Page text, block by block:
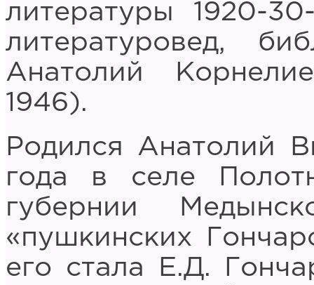
литературы 1920-
литературовед,
Анатолий
1946).
Родился Анатолий
года в селе
губернии
«пушкинских
его стала Е.Д.